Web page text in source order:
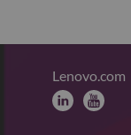
Lenovo.com